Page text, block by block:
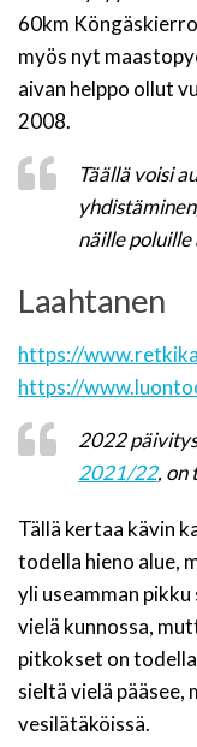
60km
myös nyt
aivan helppo ollut
2008.
Täällä voisi
näille
Laahtanen
https://
https://
2022
2021/22, on
Tällä kertaa kävin
todella hieno alue,
yli useamman
vielä kunnossa,
pitkokset on todella
sieltä vielä pääsee,
vesilätäköissä.